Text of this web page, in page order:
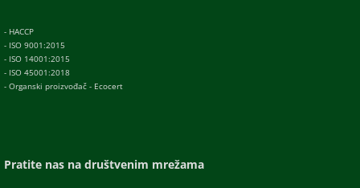
- HACCP
- ISO 9001:2015
- ISO 14001:2015
- ISO 45001:2018
- Organski proizvođač - Ecocert
Pratite nas na društvenim mrežama